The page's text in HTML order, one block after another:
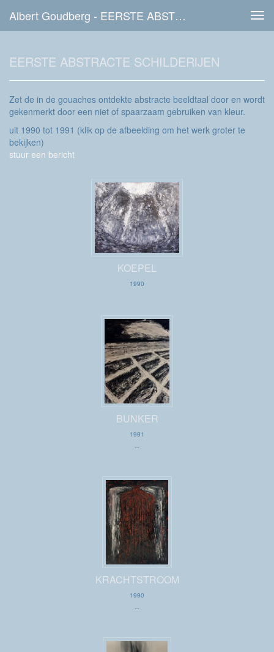
Albert Goudberg - EERSTE ABSTRACTE SCHILDERIJEN
EERSTE ABSTRACTE SCHILDERIJEN
Zet de in de gouaches ontdekte abstracte beeldtaal door en wordt
gekenmerkt door een niet of spaarzaam gebruiken van kleur.
uit 1990 tot 1991 (klik op de afbeelding om het werk groter te
bekijken)
stuur een bericht
KOEPEL
1990
BUNKER
1991
--
KRACHTSTROOM
1990
--